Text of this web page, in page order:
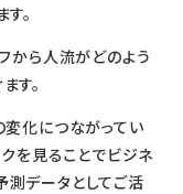
。
から人流がどのよう
す。
化につながってい
クを見ることでビジネ
データとしてご活